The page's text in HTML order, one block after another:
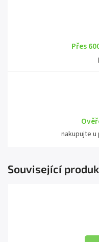
Přes
nakupujte
Související